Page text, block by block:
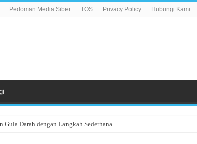
Pedoman Media Siber TOS Privacy Policy Hubungi Kami
Gula Darah dengan Langkah Sederhana